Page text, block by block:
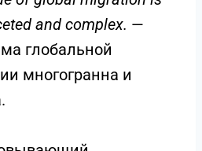
and complex. —
глобальной
многогранна и